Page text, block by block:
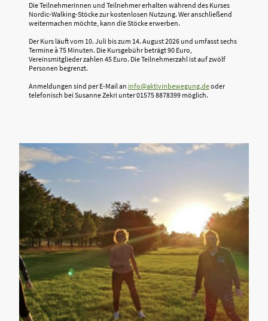
Die Teilnehmerinnen und Teilnehmer erhalten während des Kurses
Nordic-Walking-Stöcke zur kostenlosen Nutzung. Wer anschließend
weitermachen möchte, kann die Stöcke erwerben.
Der Kurs läuft vom 10. Juli bis zum 14. August 2026 und umfasst sechs
Termine à 75 Minuten. Die Kursgebühr beträgt 90 Euro,
Vereinsmitglieder zahlen 45 Euro. Die Teilnehmerzahl ist auf zwölf
Personen begrenzt.
Anmeldungen sind per E-Mail an info@aktivinbewegung.deoder
telefonisch bei Susanne Zekri unter 01575 8878399 möglich.